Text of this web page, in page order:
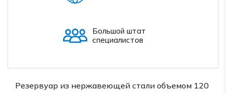
Большой штат
специалистов
Резервуар из нержавеющей стали объемом 120